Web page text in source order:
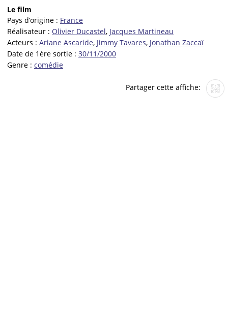
Le film
Pays d’origine : France
Réalisateur : Olivier Ducastel, Jacques Martineau
Acteurs : Ariane Ascaride, Jimmy Tavares, Jonathan Zaccaï
Date de 1ère sortie : 30/11/2000
Genre : comédie
Partager cette affiche: